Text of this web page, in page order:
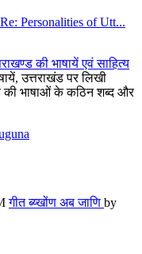
Re: Personalities of Utt...
की भाषायें एवं साहित्य
उत्तराखंड पर लिखी
की भाषाओं के कठिन शब्द और
गीत ब्य्खोंण अब जाणि by